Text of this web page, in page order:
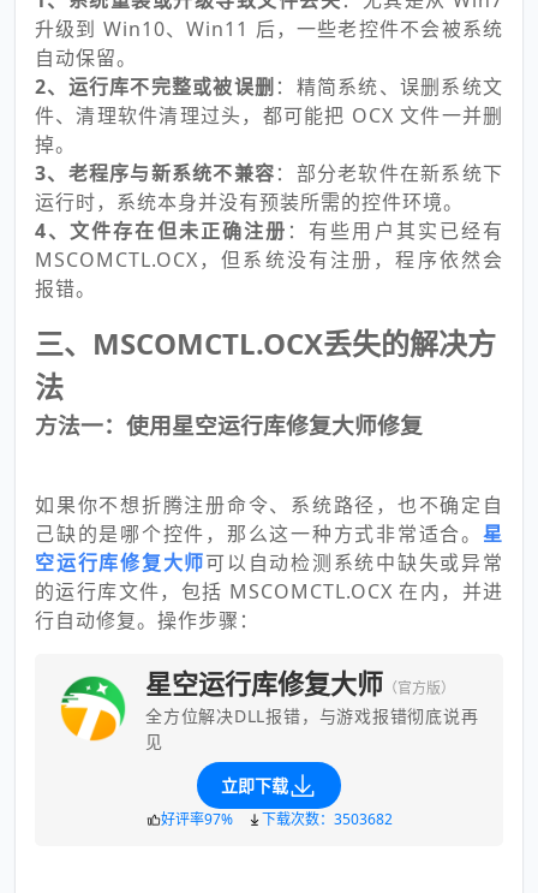
升级到 Win10、Win11 后，一些老控件不会被系统
自动保留。
2、运行库不完整或被误删：精简系统、误删系统文
件、清理软件清理过头，都可能把 OCX 文件一并删
掉。
3、老程序与新系统不兼容：部分老软件在新系统下
运行时，系统本身并没有预装所需的控件环境。
4、文件存在但未正确注册 ：有些用户其实已经有
MSCOMCTL.OCX，但系统没有注册，程序依然会
报错。
三、MSCOMCTL.OCX丢失的解决方
法
方法一：使用星空运行库修复大师修复
如果你不想折腾注册命令、系统路径，也不确定自
己缺的是哪个控件，那么这一种方式非常适合。 星
空运行库修复大师可以自动检测系统中缺失或异常
的运行库文件，包括 MSCOMCTL.OCX 在内，并进
行自动修复。操作步骤：
星空运行库修复大师 （官方版）
全方位解决DLL报错，与游戏报错彻底说再
见
立即下载
好评率97% 下载次数：3503682